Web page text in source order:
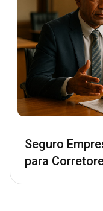
Seguro
para